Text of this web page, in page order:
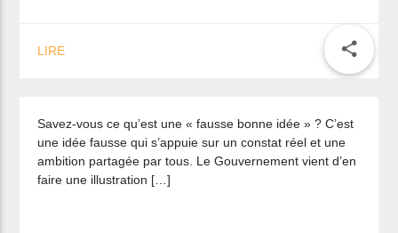
LIRE share
Gaz et électricité : le retour du ticket
Savez-vous ce qu’est une « fausse bonne idée » ? C’est
une idée fausse qui s’appuie sur un constat réel et une
ambition partagée par tous. Le Gouvernement vient d’en
faire une illustration […]